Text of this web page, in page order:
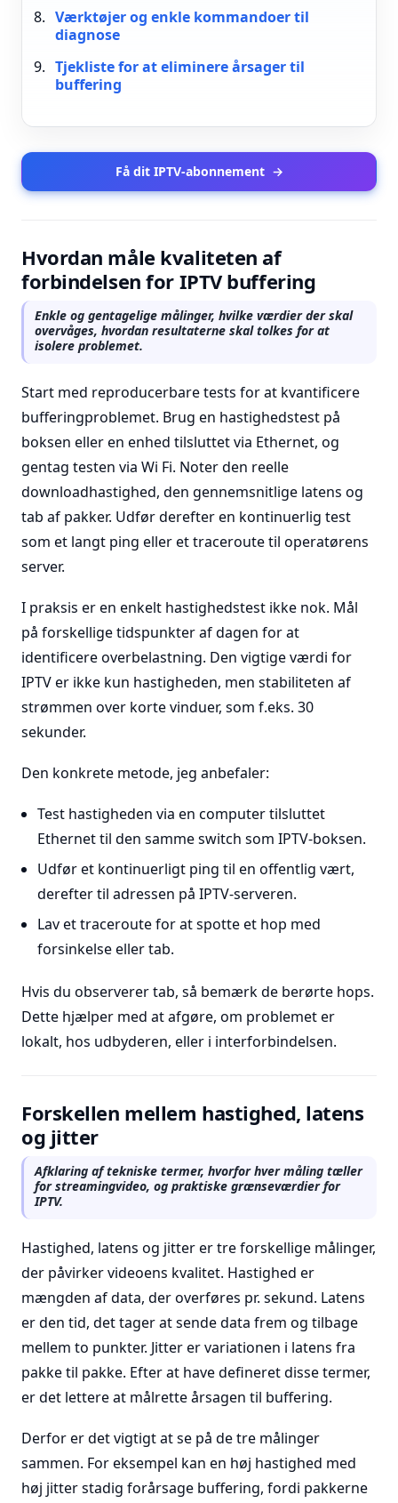
Værktøjer og enkle kommandoer til
diagnose
Tjekliste for at eliminere årsager til
buffering
Få dit IPTV-abonnement →
Hvordan måle kvaliteten af
forbindelsen for IPTV buffering
Enkle og gentagelige målinger, hvilke værdier der skal
overvåges, hvordan resultaterne skal tolkes for at
isolere problemet.
Start med reproducerbare tests for at kvantificere
bufferingproblemet. Brug en hastighedstest på
boksen eller en enhed tilsluttet via Ethernet, og
gentag testen via Wi Fi. Noter den reelle
downloadhastighed, den gennemsnitlige latens og
tab af pakker. Udfør derefter en kontinuerlig test
som et langt ping eller et traceroute til operatørens
server.
I praksis er en enkelt hastighedstest ikke nok. Mål
på forskellige tidspunkter af dagen for at
identificere overbelastning. Den vigtige værdi for
IPTV er ikke kun hastigheden, men stabiliteten af
strømmen over korte vinduer, som f.eks. 30
sekunder.
Den konkrete metode, jeg anbefaler:
Test hastigheden via en computer tilsluttet
Ethernet til den samme switch som IPTV-boksen.
Udfør et kontinuerligt ping til en offentlig vært,
derefter til adressen på IPTV-serveren.
Lav et traceroute for at spotte et hop med
forsinkelse eller tab.
Hvis du observerer tab, så bemærk de berørte hops.
Dette hjælper med at afgøre, om problemet er
lokalt, hos udbyderen, eller i interforbindelsen.
Forskellen mellem hastighed, latens
og jitter
Afklaring af tekniske termer, hvorfor hver måling tæller
for streamingvideo, og praktiske grænseværdier for
IPTV.
Hastighed, latens og jitter er tre forskellige målinger,
der påvirker videoens kvalitet. Hastighed er
mængden af data, der overføres pr. sekund. Latens
er den tid, det tager at sende data frem og tilbage
mellem to punkter. Jitter er variationen i latens fra
pakke til pakke. Efter at have defineret disse termer,
er det lettere at målrette årsagen til buffering.
Derfor er det vigtigt at se på de tre målinger
sammen. For eksempel kan en høj hastighed med
høj jitter stadig forårsage buffering, fordi pakkerne